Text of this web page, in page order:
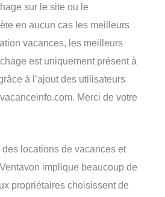
sur le site ou le
en aucun cas les meilleurs
vacances, les meilleurs
est uniquement présent à
à l’ajout des utilisateurs
Merci de votre
locations de vacances et
implique beaucoup de
propriétaires choisissent de